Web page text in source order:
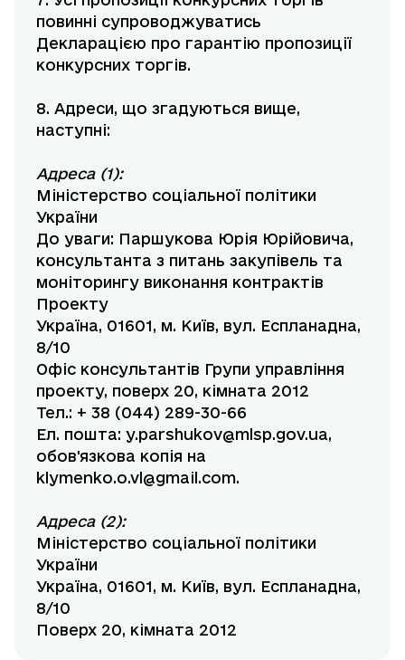
повинні супроводжуватись
Декларацією про гарантію пропозиції
конкурсних торгів.
8. Адреси, що згадуються вище,
наступні:
Адреса (1):
Міністерство соціальної політики
України
До уваги: Паршукова Юрія Юрійовича,
консультанта з питань закупівель та
моніторингу виконання контрактів
Проекту
Україна, 01601, м. Київ, вул. Еспланадна,
8/10
Офіс консультантів Групи управління
проекту, поверх 20, кімната 2012
Тел.: + 38 (044) 289-30-66
Ел. пошта: y.parshukov@mlsp.gov.ua,
обов'язкова копія на
klymenko.o.vl@gmail.com.
Адреса (2):
Міністерство соціальної політики
України
Україна, 01601, м. Київ, вул. Еспланадна,
8/10
Поверх 20, кімната 2012